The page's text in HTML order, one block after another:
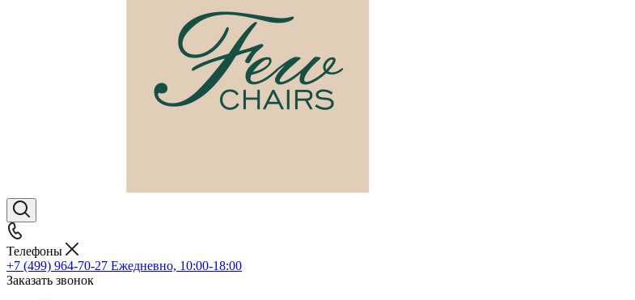
Телефоны
+7 (499) 964-70-27 Ежедневно, 10:00-18:00
Заказать звонок